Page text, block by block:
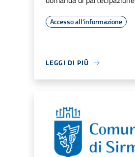
Accesso all'informazione
LEGGI DI PIÙ